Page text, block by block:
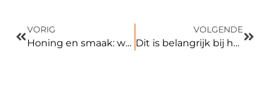
VORIG
Honing en smaak: waarom elke honing anders is
VOLGENDE
Dit is belangrijk bij het vergelijken van werkplaatsinrichting voor garages